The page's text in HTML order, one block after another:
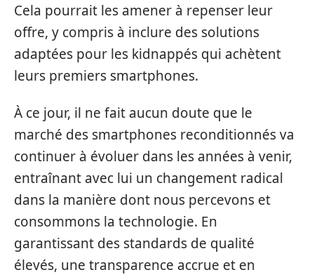
Cela pourrait les amener à repenser leur
offre, y compris à inclure des solutions
adaptées pour les kidnappés qui achètent
leurs premiers smartphones.
À ce jour, il ne fait aucun doute que le
marché des smartphones reconditionnés va
continuer à évoluer dans les années à venir,
entraînant avec lui un changement radical
dans la manière dont nous percevons et
consommons la technologie. En
garantissant des standards de qualité
élevés, une transparence accrue et en